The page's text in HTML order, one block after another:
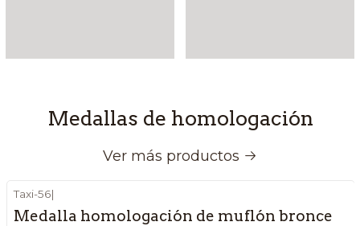
Medallas de homologación
Ver más productos
Taxi-56|
Medalla homologación de muflón bronce